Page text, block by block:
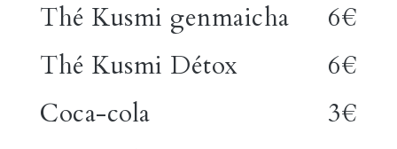
Thé Kusmi genmaicha
6€
Thé Kusmi Détox
6€
Coca-cola
3€